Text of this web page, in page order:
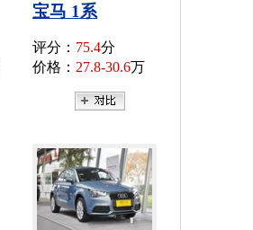
宝马 1系
评分： 75.4分
价格： 27.8-30.6万